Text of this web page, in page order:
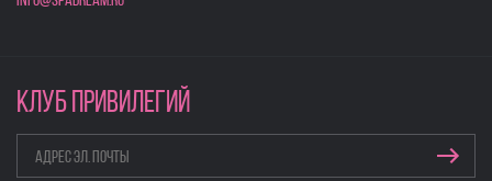
КЛУБ ПРИВИЛЕГИЙ